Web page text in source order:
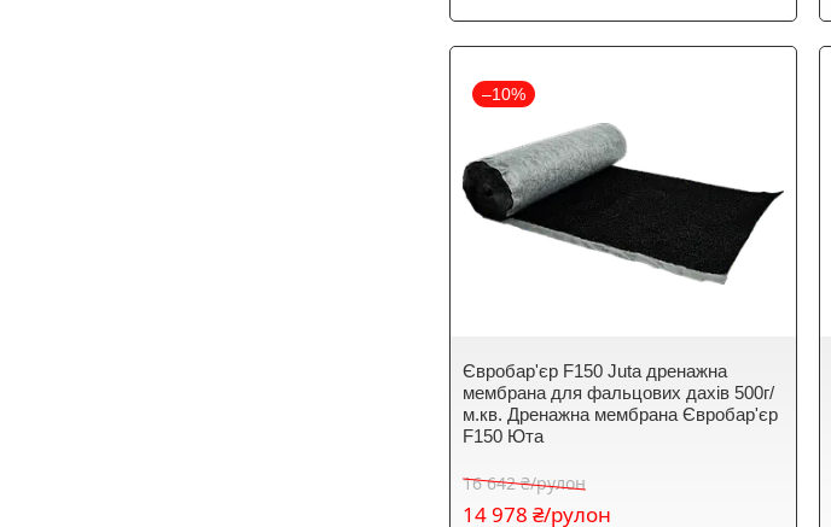
–10%
Євробар'єр F150 Juta дренажна
мембрана для фальцових дахів 500г/
м.кв. Дренажна мембрана Євробар'єр
F150 Юта
16 642 ₴/рулон
14 978 ₴/рулон